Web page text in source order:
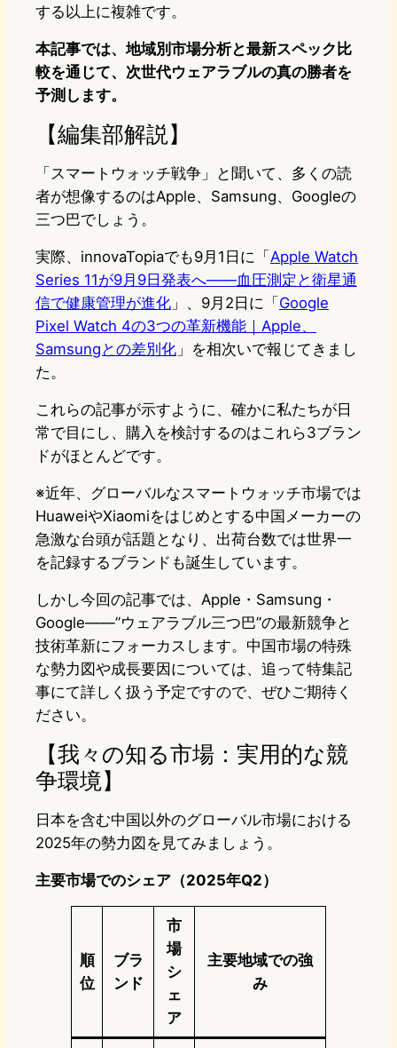
する以上に複雑です。
本記事では、地域別市場分析と最新スペック比
較を通じて、次世代ウェアラブルの真の勝者を
予測します。
【編集部解説】
「スマートウォッチ戦争」と聞いて、多くの読
者が想像するのはApple、Samsung、Googleの
三つ巴でしょう。
実際、innovaTopiaでも9月1日に「 Apple Watch
Series 11が9月9日発表へ——血圧測定と衛星通
信で健康管理が進化 」、9月2日に「 Google
Pixel Watch 4の3つの革新機能｜Apple、
Samsungとの差別化 」を相次いで報じてきまし
た。
これらの記事が示すように、確かに私たちが日
常で目にし、購入を検討するのはこれら3ブラン
ドがほとんどです。
※近年、グローバルなスマートウォッチ市場では
HuaweiやXiaomiをはじめとする中国メーカーの
急激な台頭が話題となり、出荷台数では世界一
を記録するブランドも誕生しています。
しかし今回の記事では、Apple・Samsung・
Google――”ウェアラブル三つ巴”の最新競争と
技術革新にフォーカスします。中国市場の特殊
な勢力図や成長要因については、追って特集記
事にて詳しく扱う予定ですので、ぜひご期待く
ださい。
【我々の知る市場：実用的な競
争環境】
日本を含む中国以外のグローバル市場における
2025年の勢力図を見てみましょう。
主要市場でのシェア（2025年Q2）
順
位
ブラ
ンド
市
場
シ
ェ
ア
主要地域での強
み